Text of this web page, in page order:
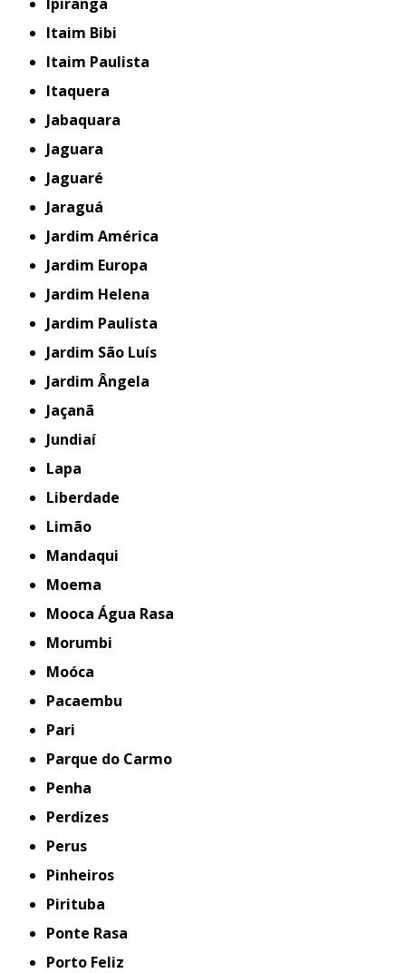
Itaim Bibi
Itaim Paulista
Itaquera
Jabaquara
Jaguara
Jaguaré
Jaraguá
Jardim América
Jardim Europa
Jardim Helena
Jardim Paulista
Jardim São Luís
Jardim Ângela
Jaçanã
Jundiaí
Lapa
Liberdade
Limão
Mandaqui
Moema
Mooca Água Rasa
Morumbi
Moóca
Pacaembu
Pari
Parque do Carmo
Penha
Perdizes
Perus
Pinheiros
Pirituba
Ponte Rasa
Porto Feliz